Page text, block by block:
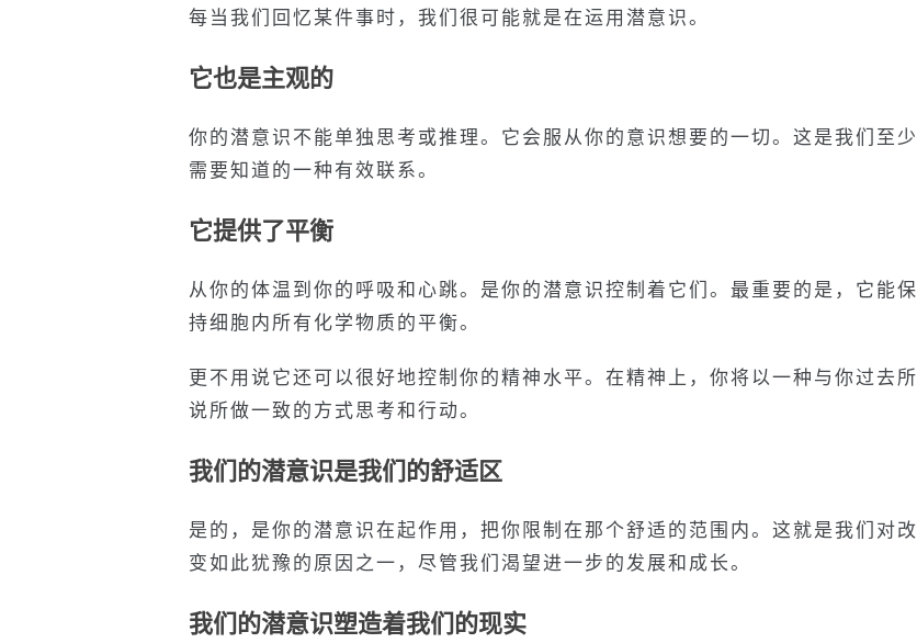
每当我们回忆某件事时，我们很可能就是在运用潜意识。
它也是主观的
你的潜意识不能单独思考或推理。它会服从你的意识想要的一切。这是我们至少
需要知道的一种有效联系。
它提供了平衡
从你的体温到你的呼吸和心跳。是你的潜意识控制着它们。最重要的是，它能保
持细胞内所有化学物质的平衡。
更不用说它还可以很好地控制你的精神水平。在精神上，你将以一种与你过去所
说所做一致的方式思考和行动。
我们的潜意识是我们的舒适区
是的，是你的潜意识在起作用，把你限制在那个舒适的范围内。这就是我们对改
变如此犹豫的原因之一，尽管我们渴望进一步的发展和成长。
我们的潜意识塑造着我们的现实